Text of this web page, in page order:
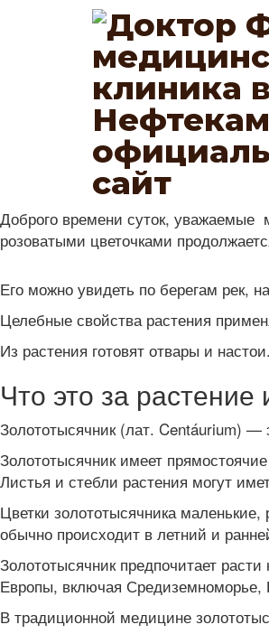
Доброго времени суток, уважаемые
розоватыми цветочками
Его можно увидеть по берегам рек,
Целебные свойства растения
Из растения готовят отвары и
Что это за растение
Золототысячник (лат. Centáurium) —
Золототысячник имеет
Листья и стебли растения могут
Цветки золототысячника
обычно происходит в летний и
Золототысячник предпочитает
Европы, включая Средиземноморье,
В традиционной медицине